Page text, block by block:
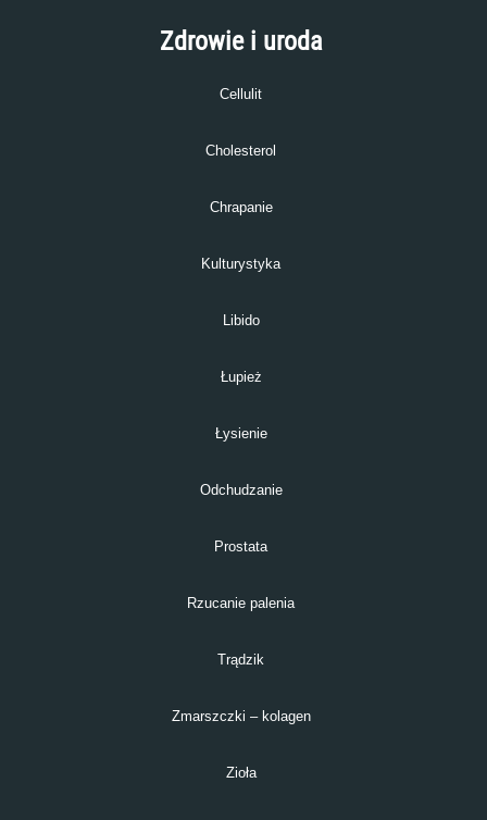
Zdrowie i uroda
Cellulit
Cholesterol
Chrapanie
Kulturystyka
Libido
Łupież
Łysienie
Odchudzanie
Prostata
Rzucanie palenia
Trądzik
Zmarszczki – kolagen
Zioła